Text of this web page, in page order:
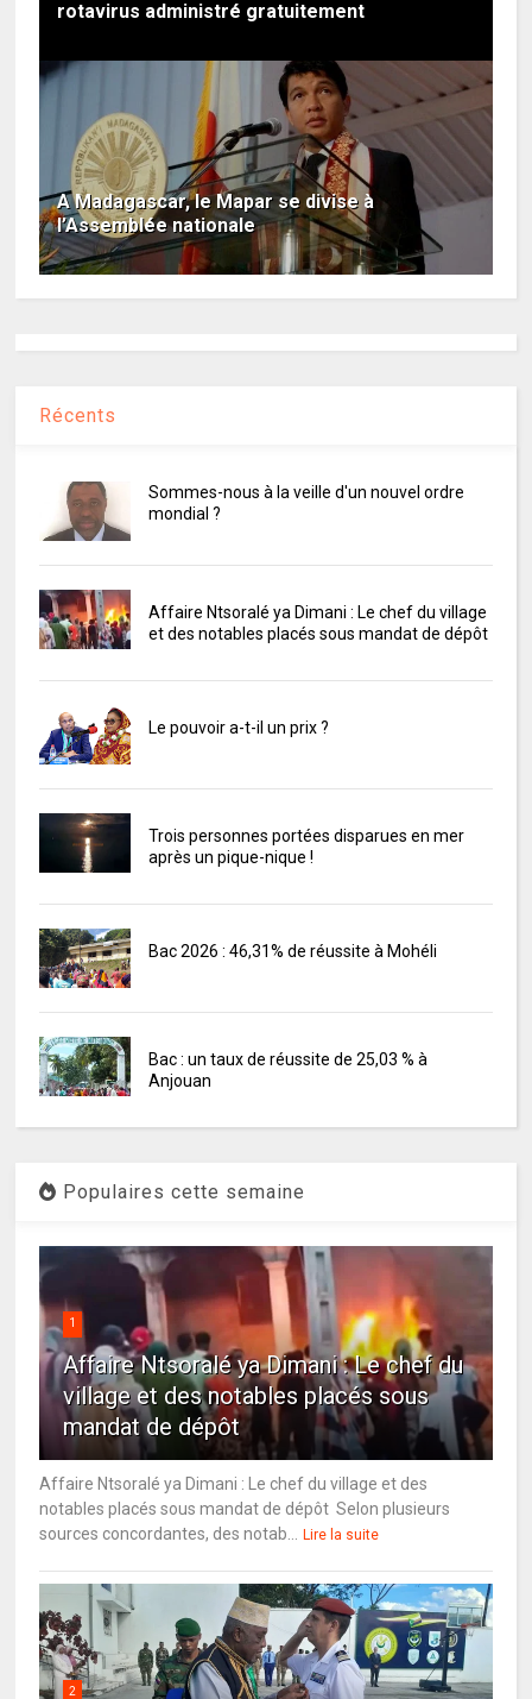
rotavirus administré gratuitement
A Madagascar, le Mapar se divise à
l’Assemblée nationale
Récents
Sommes-nous à la veille d'un nouvel ordre
mondial ?
Affaire Ntsoralé ya Dimani : Le chef du village
et des notables placés sous mandat de dépôt
Le pouvoir a-t-il un prix ?
Trois personnes portées disparues en mer
après un pique-nique !
Bac 2026 : 46,31% de réussite à Mohéli
Bac : un taux de réussite de 25,03 % à
Anjouan
Populaires cette semaine
1
Affaire Ntsoralé ya Dimani : Le chef du
village et des notables placés sous
mandat de dépôt
Affaire Ntsoralé ya Dimani : Le chef du village et des
notables placés sous mandat de dépôt Selon plusieurs
sources concordantes, des notab...
Lire la suite
2